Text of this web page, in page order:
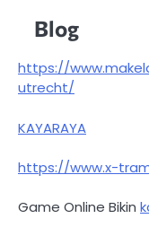
Blog
https://
utrecht/
KAYARAYA
https://www.x-
Game Online Bikin